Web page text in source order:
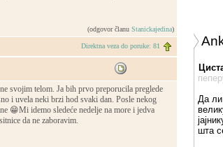
(odgovor članu Stanickajedina)
Direktna veza do poruke: 81
svojim telom. Ja bih prvo preporucila preglede
i uvela neki brzi hod svaki dan. Posle nekog
😁Mi idemo sledeće nedelje na more i jedva
da ne zaboravim.
Да
шта